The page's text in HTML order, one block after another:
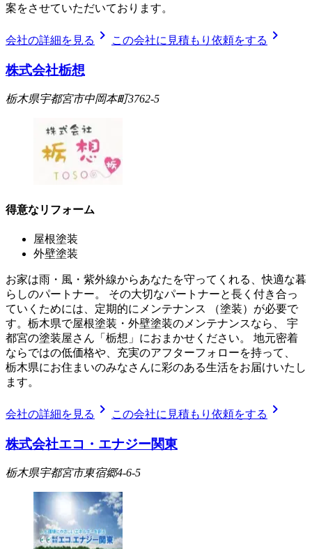
案をさせていただいております。
会社の詳細を見る chevron_right この会社に見積もり依頼をする chevron_right
株式会社栃想
栃木県宇都宮市中岡本町3762-5
得意なリフォーム
屋根塗装
外壁塗装
お家は雨・風・紫外線からあなたを守ってくれる、快適な暮
らしのパートナー。 その大切なパートナーと長く付き合っ
ていくためには、定期的にメンテナンス （塗装）が必要で
す。栃木県で屋根塗装・外壁塗装のメンテナンスなら、 宇
都宮の塗装屋さん「栃想」におまかせください。 地元密着
ならではの低価格や、充実のアフターフォローを持って、
栃木県にお住まいのみなさんに彩のある生活をお届けいたし
ます。
会社の詳細を見る chevron_right この会社に見積もり依頼をする chevron_right
株式会社エコ・エナジー関東
栃木県宇都宮市東宿郷4-6-5